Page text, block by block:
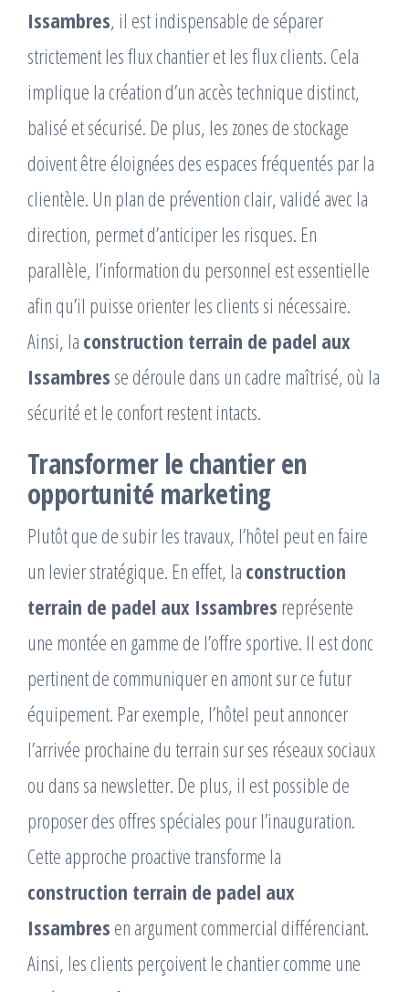
Issambres, il est indispensable de séparer
strictement les flux chantier et les flux clients. Cela
implique la création d’un accès technique distinct,
balisé et sécurisé. De plus, les zones de stockage
doivent être éloignées des espaces fréquentés par la
clientèle. Un plan de prévention clair, validé avec la
direction, permet d’anticiper les risques. En
parallèle, l’information du personnel est essentielle
afin qu’il puisse orienter les clients si nécessaire.
Ainsi, la construction terrain de padel aux
Issambres se déroule dans un cadre maîtrisé, où la
sécurité et le confort restent intacts.
Transformer le chantier en
opportunité marketing
Plutôt que de subir les travaux, l’hôtel peut en faire
un levier stratégique. En effet, la construction
terrain de padel aux Issambres représente
une montée en gamme de l’offre sportive. Il est donc
pertinent de communiquer en amont sur ce futur
équipement. Par exemple, l’hôtel peut annoncer
l’arrivée prochaine du terrain sur ses réseaux sociaux
ou dans sa newsletter. De plus, il est possible de
proposer des offres spéciales pour l’inauguration.
Cette approche proactive transforme la
construction terrain de padel aux
Issambres en argument commercial différenciant.
Ainsi, les clients perçoivent le chantier comme une